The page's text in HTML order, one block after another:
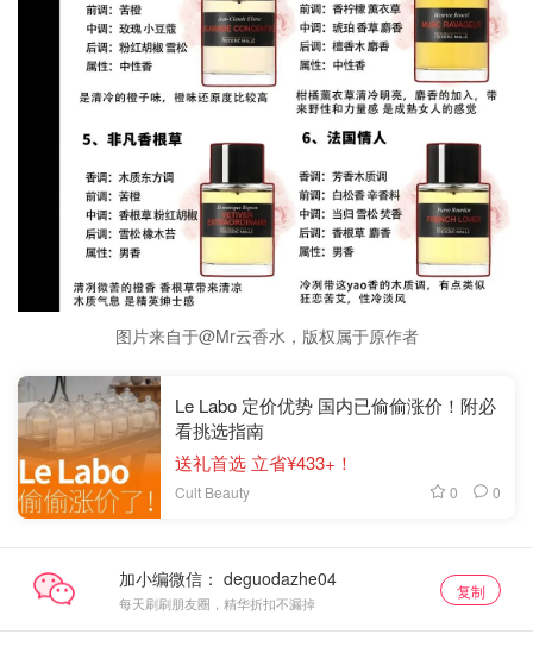
图片来自于@Mr云香水，版权属于原作者
Le Labo 定价优势 国内已偷偷涨价！附必
看挑选指南
送礼首选 立省¥433+！
Cult Beauty 0 0
加小编微信：
每天刷刷朋友圈，精华折扣不漏掉
复制